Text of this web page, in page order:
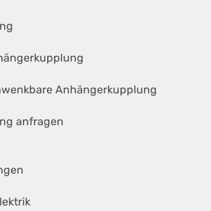
Anhängerkupplung
anfragen